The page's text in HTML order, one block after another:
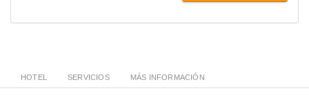
HOTEL SERVICIOS MÁS INFORMACIÓN